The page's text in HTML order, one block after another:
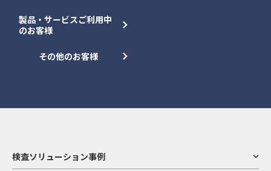
製品・サービスご利用中
のお客様
その他のお客様
検査ソリューション事例